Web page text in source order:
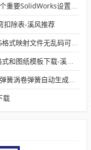
设置可以提高你的画图效率
扣除表-溪风推荐
无乱码可分层-溪风亲测推荐
纸模板下载-溪风专用版
弹簧自动生成宏程序下载
载